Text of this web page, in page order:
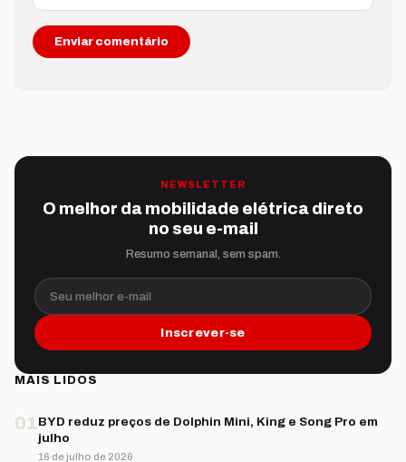
NEWSLETTER
O melhor da mobilidade elétrica direto
no seu e-mail
Resumo semanal, sem spam.
Seu melhor e-mail
Inscrever-se
MAIS LIDOS
01BYD reduz preços de Dolphin Mini, King e Song Pro em
julho
16 de julho de 2026